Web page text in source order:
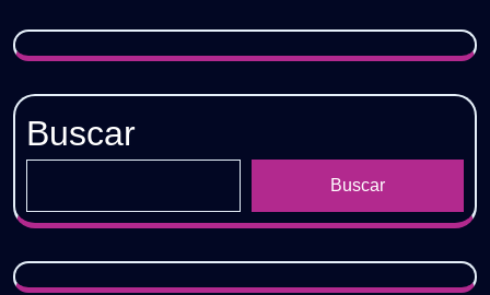
Con
Intro
Outro
🔥
GRATIS
GRATIS
Buscar
Buscar